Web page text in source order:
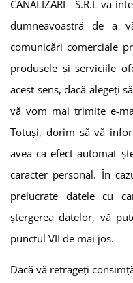
CANALIZARI S.R.L va
dumneavoastră de a
comunicări comerciale
produsele și serviciile
acest sens, dacă alegeți
vă vom mai trimite e-
Totuși, dorim să vă
avea ca efect automat
caracter personal. În
prelucrate datele cu
ștergerea datelor, vă
punctul VII de mai jos.
Dacă vă retrageți